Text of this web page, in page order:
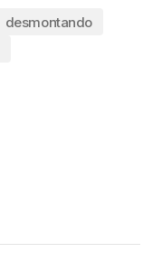
desmontando